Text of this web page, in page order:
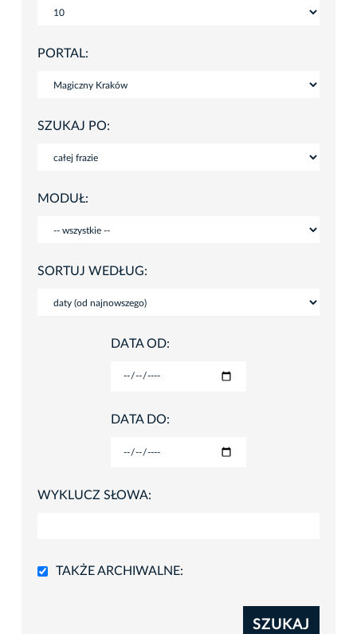
PORTAL:
SZUKAJ PO:
MODUŁ:
SORTUJ WEDŁUG:
DATA OD:
DATA DO:
WYKLUCZ SŁOWA:
TAKŻE ARCHIWALNE:
SZUKAJ